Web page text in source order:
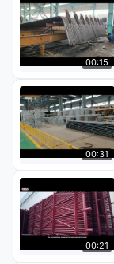
00:15
00:31
00:21